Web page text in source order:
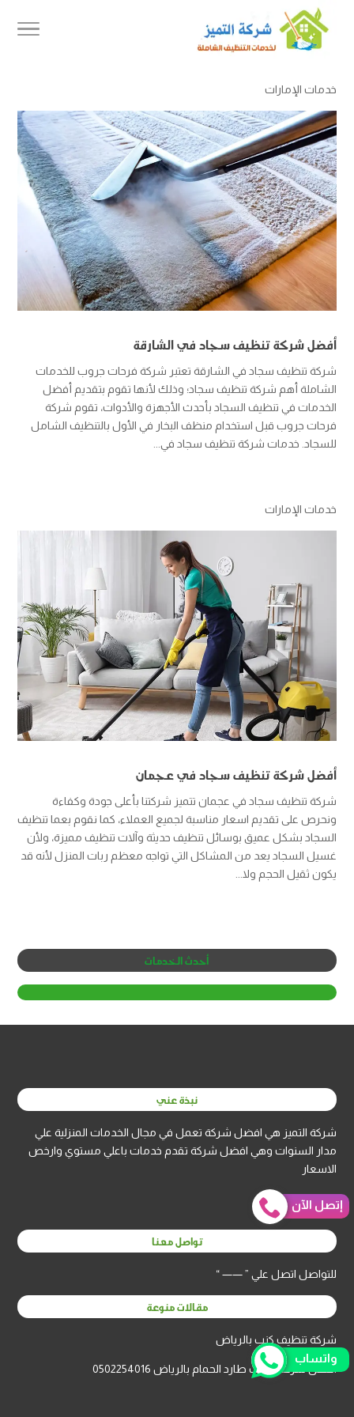
خدمات الإمارات
أفضل شركة تنظيف سجاد في الشارقة
شركة تنظيف سجاد في الشارقة تعتبر شركة فرحات جروب للخدمات
الشاملة أهم شركة تنظيف سجاد؛ وذلك لأنها تقوم بتقديم أفضل
الخدمات في تنظيف السجاد بأحدث الأجهزة والأدوات، تقوم شركة
فرحات جروب قبل استخدام منظف البخار في الأول بالتنظيف الشامل
للسجاد. خدمات شركة تنظيف سجاد في...
خدمات الإمارات
أفضل شركة تنظيف سجاد في عجمان
شركة تنظيف سجاد في عجمان تتميز شركتنا بأعلى جودة وكفاءة
ونحرص على تقديم اسعار مناسبة لجميع العملاء، كما نقوم بعما تنظيف
السجاد بشكل عميق بوسائل تنظيف حديثة وآلات تنظيف مميزة، ولأن
غسيل السجاد يعد من المشاكل التي تواجه معظم ربات المنزل لأنه قد
يكون ثقيل الحجم ولا...
أحدث الخدمات
نبذة عني
شركة التميز هي افضل شركة تعمل في مجال الخدمات المنزلية علي
مدار السنوات وهي افضل شركة تقدم خدمات باعلي مستوي وارخص
الاسعار
تواصل معنا
للتواصل اتصل علي ” —— “
مقالات منوعة
شركة تنظيف كنب بالرياض
افضل شركة تركيب طارد الحمام بالرياض 0502254016
إتصل الآن
واتساب